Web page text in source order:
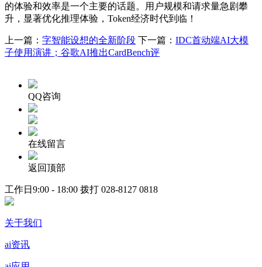
的体验和效率是一个主要的话题。用户规模和请求量急剧攀
升，显著优化推理体验，Token经济时代到临！
上一篇： 字智能设想的全新阶段 下一篇： IDC首动端AI大模
子使用演讲；谷歌AI推出CardBench评
QQ咨询
在线留言
返回顶部
工作日9:00 - 18:00 拨打 028-8127 0818
关于我们
ai资讯